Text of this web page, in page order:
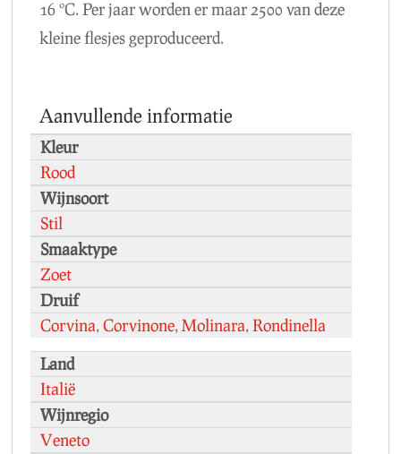
16 ºC. Per jaar worden er maar 2500 van deze
kleine flesjes geproduceerd.
Aanvullende informatie
Kleur
Rood
Wijnsoort
Stil
Smaaktype
Zoet
Druif
Corvina, Corvinone, Molinara, Rondinella
Land
Italië
Wijnregio
Veneto